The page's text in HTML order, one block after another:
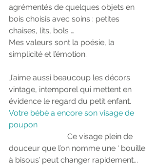
agrémentés de quelques objets en
bois choisis avec soins : petites
chaises, lits, bols …
Mes valeurs sont la poésie, la
simplicité et l’émotion.
J’aime aussi beaucoup les décors
vintage, intemporel qui mettent en
évidence le regard du petit enfant.
Votre bébé a encore son visage de
poupon
Ce visage plein de
douceur que l’on nomme une ‘ bouille
à bisous’ peut changer rapidement...